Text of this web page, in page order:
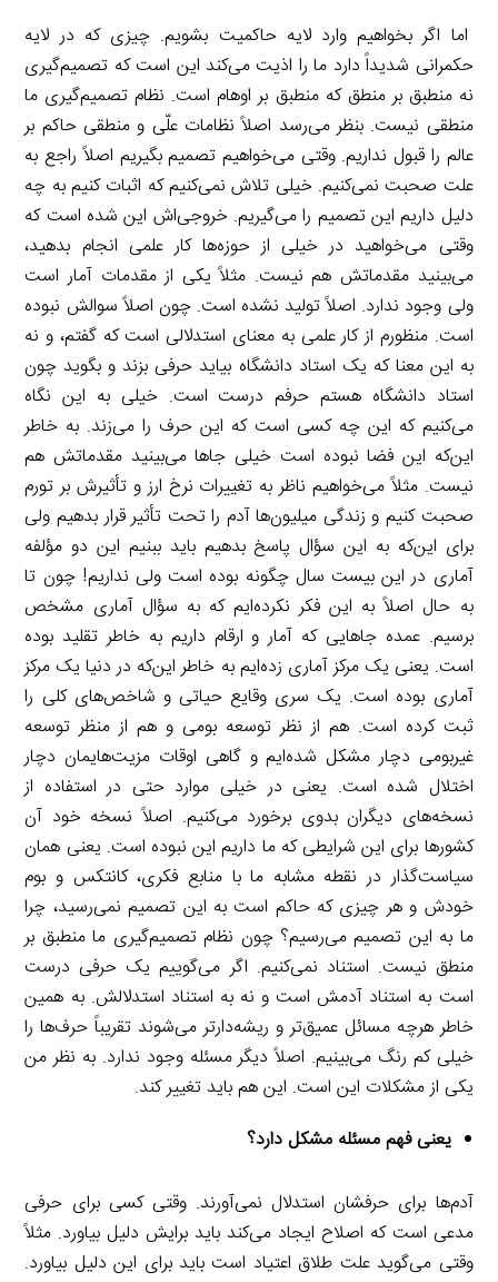
اما اگر بخواهیم وارد لایه حاکمیت بشویم. چیزی که در لایه
حکمرانی شدیداً دارد ما را اذیت می‌کند این است که تصمیم‌گیری
نه منطبق بر منطق که منطبق بر اوهام است. نظام تصمیم‌گیری ما
منطقی نیست. بنظر می‌رسد اصلاً نظامات علّی و منطقی حاکم بر
عالم را قبول نداریم. وقتی می‌خواهیم تصمیم بگیریم اصلاً راجع به
علت صحبت نمی‌کنیم. خیلی تلاش نمی‌کنیم که اثبات کنیم به چه
دلیل داریم این تصمیم را می‌گیریم. خروجی‌اش این شده است که
وقتی می‌خواهید در خیلی از حوزه‌ها کار علمی انجام بدهید،
می‌بینید مقدماتش هم نیست. مثلاً یکی از مقدمات آمار است
ولی وجود ندارد. اصلاً تولید نشده است. چون اصلاً سوالش نبوده
است. منظورم از کار علمی به معنای استدلالی است که گفتم، و نه
به این معنا که یک استاد دانشگاه بیاید حرفی بزند و بگوید چون
استاد دانشگاه هستم حرفم درست است. خیلی به این نگاه
می‌کنیم که این چه کسی است که این حرف را می‌زند. به خاطر
این‌که این فضا نبوده است خیلی جاها می‌بینید مقدماتش هم
نیست. مثلاً می‌خواهیم ناظر به تغییرات نرخ ارز و تأثیرش بر تورم
صحبت کنیم و زندگی میلیون‌ها آدم را تحت تأثیر قرار بدهیم ولی
برای این‌که به این سؤال پاسخ بدهیم باید ببنیم این دو مؤلفه
آماری در این بیست سال چگونه بوده است ولی نداریم! چون تا
به حال اصلاً به این فکر نکرده‌ایم که به سؤال آماری مشخص
برسیم. عمده جاهایی که آمار و ارقام داریم به خاطر تقلید بوده
است. یعنی یک مرکز آماری زده‌ایم به خاطر این‌که در دنیا یک مرکز
آماری بوده است. یک سری وقایع حیاتی و شاخص‌های کلی را
ثبت کرده است. هم از نظر توسعه بومی و هم از منظر توسعه
غیربومی دچار مشکل شده‌ایم و گاهی اوقات مزیت‌هایمان دچار
اختلال شده است. یعنی در خیلی موارد حتی در استفاده از
نسخه‌های دیگران بدوی برخورد می‌کنیم. اصلاً نسخه خود آن
کشورها برای این شرایطی که ما داریم این نبوده است. یعنی همان
سیاست‌گذار در نقطه مشابه ما با منابع فکری، کانتکس و بوم
خودش و هر چیزی که حاکم است به این تصمیم نمی‌رسید، چرا
ما به این تصمیم می‌رسیم؟ چون نظام تصمیم‌گیری ما منطبق بر
منطق نیست. استناد نمی‌کنیم. اگر می‌گوییم یک حرفی درست
است به استناد آدمش است و نه به استناد استدلالش. به همین
خاطر هرچه مسائل عمیق‌تر و ریشه‌دارتر می‌شوند تقریباً حرف‌ها را
خیلی کم رنگ می‌بینیم. اصلاً دیگر مسئله وجود ندارد. به نظر من
یکی از مشکلات این است. این هم باید تغییر کند.
یعنی فهم مسئله مشکل دارد؟
آدم‌ها برای حرفشان استدلال نمی‌آورند. وقتی کسی برای حرفی
مدعی است که اصلاح ایجاد می‌کند باید برایش دلیل بیاورد. مثلاً
وقتی می‌گوید علت طلاق اعتیاد است باید برای این دلیل بیاورد.